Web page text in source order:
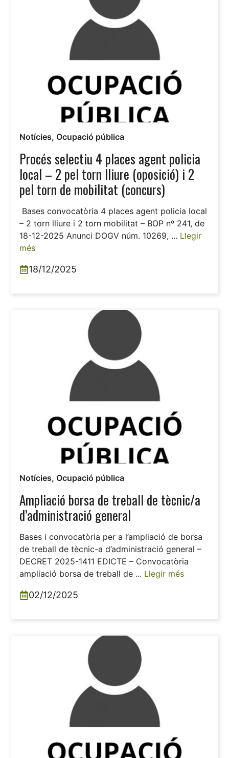
Notícies, Ocupació pública
Procés selectiu 4 places agent policia
local – 2 pel torn lliure (oposició) i 2
pel torn de mobilitat (concurs)
Bases convocatòria 4 places agent policia local
– 2 torn lliure i 2 torn mobilitat – BOP nº 241, de
18-12-2025 Anunci DOGV núm. 10269, ... Llegir
més
18/12/2025
Notícies, Ocupació pública
Ampliació borsa de treball de tècnic/a
d’administració general
Bases i convocatòria per a l’ampliació de borsa
de treball de tècnic-a d’administració general –
DECRET 2025-1411 EDICTE – Convocatòria
ampliació borsa de treball de ... Llegir més
02/12/2025